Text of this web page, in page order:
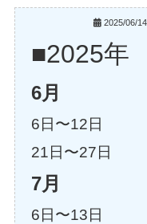
2025/06/
■2025年
6月
6日〜12日
21日〜27日
7月
6日〜13日